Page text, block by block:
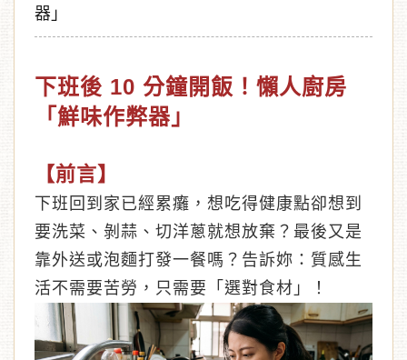
器」
下班後 10 分鐘開飯！懶人廚房
「鮮味作弊器」
【前言】
下班回到家已經累癱，想吃得健康點卻想到
要洗菜、剝蒜、切洋蔥就想放棄？最後又是
靠外送或泡麵打發一餐嗎？告訴妳：質感生
活不需要苦勞，只需要「選對食材」！